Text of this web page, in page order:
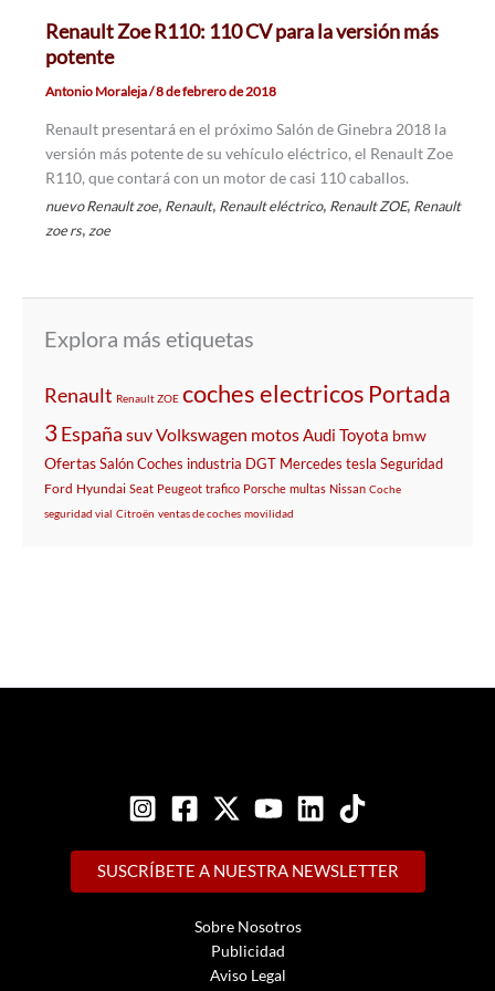
Renault Zoe R110: 110 CV para la versión más
potente
Antonio Moraleja/8 de febrero de 2018
Renault presentará en el próximo Salón de Ginebra 2018 la
versión más potente de su vehículo eléctrico, el Renault Zoe
R110, que contará con un motor de casi 110 caballos.
nuevo Renault zoe, Renault, Renault eléctrico, Renault ZOE, Renault
zoe rs, zoe
Explora más etiquetas
Renault Renault ZOE coches electricos Portada
3España suvVolkswagen motosAudi Toyota bmw
OfertasSalónCoches industria DGT Mercedes tesla Seguridad
Ford Hyundai Seat Peugeot trafico Porsche multas Nissan Coche
seguridad vial Citroën ventas de coches movilidad
SUSCRÍBETE A NUESTRA NEWSLETTER
Sobre Nosotros
Publicidad
Aviso Legal